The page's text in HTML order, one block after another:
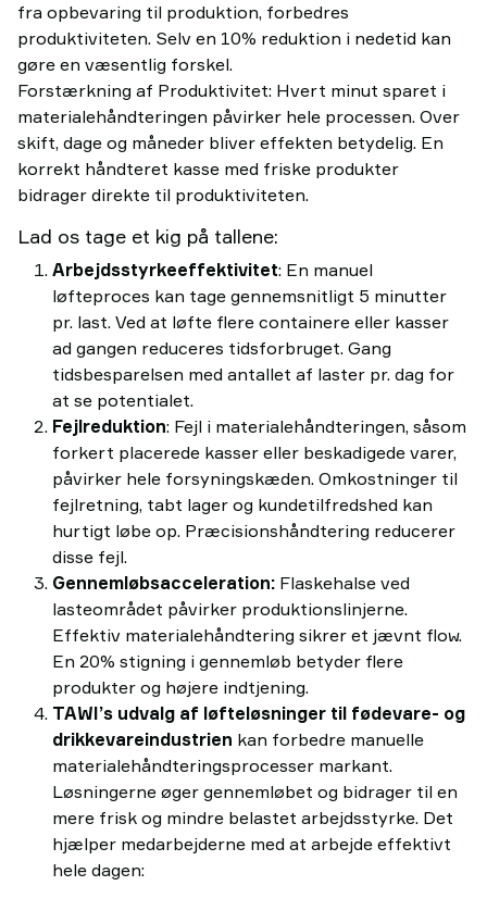
fra opbevaring til produktion, forbedres
produktiviteten. Selv en 10% reduktion i nedetid kan
gøre en væsentlig forskel.
Forstærkning af Produktivitet: Hvert minut sparet i
materialehåndteringen påvirker hele processen. Over
skift, dage og måneder bliver effekten betydelig. En
korrekt håndteret kasse med friske produkter
bidrager direkte til produktiviteten.
Lad os tage et kig på tallene:
Arbejdsstyrkeeffektivitet: En manuel
løfteproces kan tage gennemsnitligt 5 minutter
pr. last. Ved at løfte flere containere eller kasser
ad gangen reduceres tidsforbruget. Gang
tidsbesparelsen med antallet af laster pr. dag for
at se potentialet.
Fejlreduktion: Fejl i materialehåndteringen, såsom
forkert placerede kasser eller beskadigede varer,
påvirker hele forsyningskæden. Omkostninger til
fejlretning, tabt lager og kundetilfredshed kan
hurtigt løbe op. Præcisionshåndtering reducerer
disse fejl.
Gennemløbsacceleration: Flaskehalse ved
lasteområdet påvirker produktionslinjerne.
Effektiv materialehåndtering sikrer et jævnt flow.
En 20% stigning i gennemløb betyder flere
produkter og højere indtjening.
TAWI’s udvalg af løfteløsninger til fødevare- og
drikkevareindustrien kan forbedre manuelle
materialehåndteringsprocesser markant.
Løsningerne øger gennemløbet og bidrager til en
mere frisk og mindre belastet arbejdsstyrke. Det
hjælper medarbejderne med at arbejde effektivt
hele dagen: